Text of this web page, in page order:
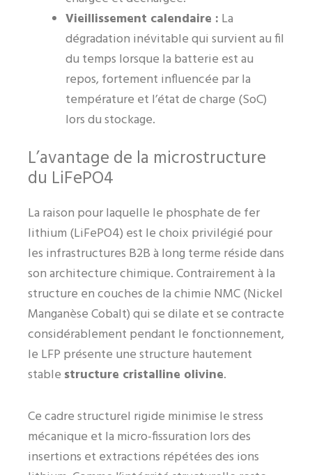
Vieillissement calendaire : La
dégradation inévitable qui survient au fil
du temps lorsque la batterie est au
repos, fortement influencée par la
température et l’état de charge (SoC)
lors du stockage.
L’avantage de la microstructure
du LiFePO4
La raison pour laquelle le phosphate de fer
lithium (LiFePO4) est le choix privilégié pour
les infrastructures B2B à long terme réside dans
son architecture chimique. Contrairement à la
structure en couches de la chimie NMC (Nickel
Manganèse Cobalt) qui se dilate et se contracte
considérablement pendant le fonctionnement,
le LFP présente une structure hautement
stable structure cristalline olivine.
Ce cadre structurel rigide minimise le stress
mécanique et la micro-fissuration lors des
insertions et extractions répétées des ions